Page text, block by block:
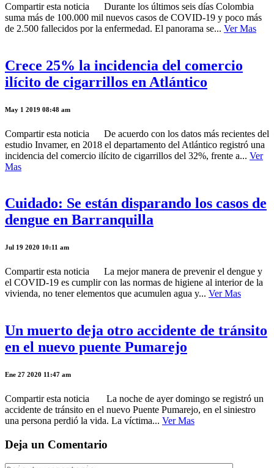
Compartir esta noticia Durante los últimos seis días Colombia
suma más de 100.000 mil nuevos casos de COVID-19 y poco más
de 2.500 fallecidos por la enfermedad. El panorama se... Ver Mas
Crece 25% la incidencia del comercio
ilícito de cigarrillos en Atlántico
May 1 2019 08:48 am
Compartir esta noticia De acuerdo con los datos más recientes del
estudio Invamer, en 2018 el departamento del Atlántico registró una
incidencia del comercio ilícito de cigarrillos del 32%, frente a... Ver
Mas
Cuidado: Se están disparando los casos de
dengue en Barranquilla
Jul 19 2020 10:11 am
Compartir esta noticia La mejor manera de prevenir el dengue y
el COVID-19 es cumplir con las normas de higiene al interior de la
vivienda, no tener elementos que acumulen agua y... Ver Mas
Un muerto deja otro accidente de tránsito
en el nuevo puente Pumarejo
Ene 27 2020 11:47 am
Compartir esta noticia La noche de ayer domingo se registró un
accidente de tránsito en el nuevo Puente Pumarejo, en el siniestro
una persona perdió la vida. La víctima... Ver Mas
Deja un Comentario